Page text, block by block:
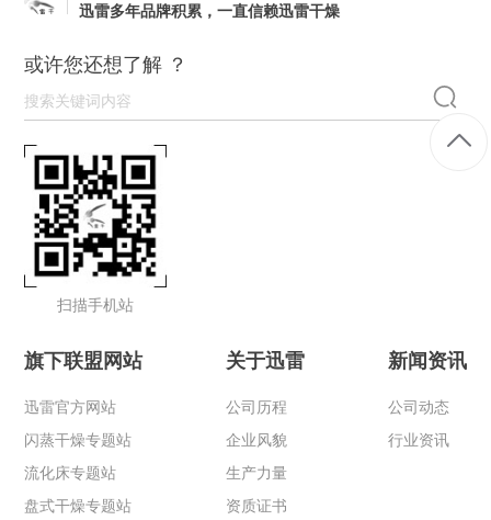
迅雷多年品牌积累，一直信赖迅雷干燥
或许您还想了解 ？
扫描手机站
旗下联盟网站
迅雷官方网站
闪蒸干燥专题站
流化床专题站
盘式干燥专题站
关于迅雷
公司历程
企业风貌
生产力量
资质证书
新闻资讯
公司动态
行业资讯